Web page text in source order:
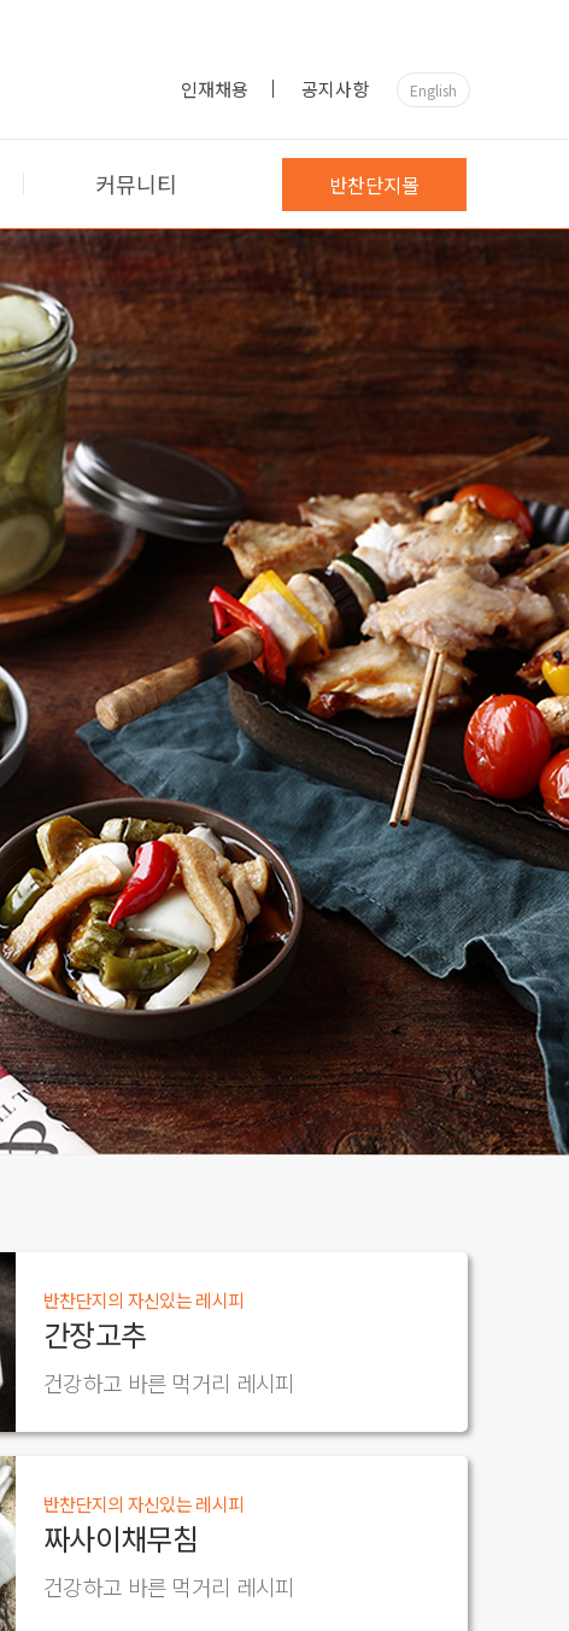
인재채용 공지사항 English
커뮤니티 반찬단지몰
반찬단지의 자신있는 레시피
간장고추
건강하고 바른 먹거리 레시피
반찬단지의 자신있는 레시피
짜사이채무침
건강하고 바른 먹거리 레시피